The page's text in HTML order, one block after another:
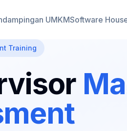
UMKMSoftware
Training